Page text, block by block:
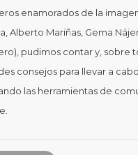
enamorados de la
Alberto Mariñas, Gema
pudimos contar y, sobre
consejos para llevar a
las herramientas de